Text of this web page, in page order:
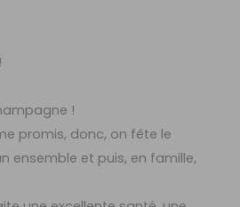
!
promis, donc, on fête le
ensemble et puis, en famille,